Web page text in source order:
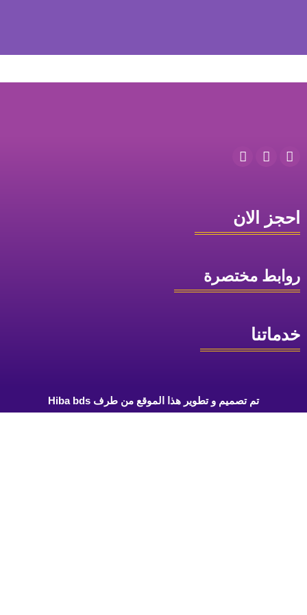
احجز الان
روابط مختصرة
خدماتنا
تم تصميم و تطوير هذا الموقع من طرف Hiba bds